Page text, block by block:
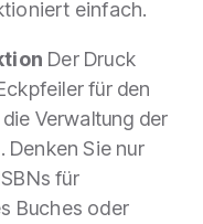
einfach.
Der Druck
für den
Verwaltung der
Denken Sie nur
für
Buches oder